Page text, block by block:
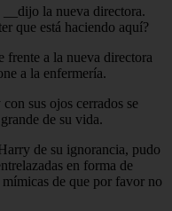
__dijo la nueva directora.
que está haciendo aquí?
frente a la nueva directora
a la enfermería.
sus ojos cerrados se
de su vida.
de su ignorancia, pudo
en forma de
de que por favor no